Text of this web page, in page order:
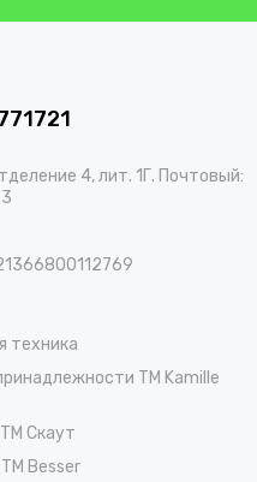
4, лит. 1Г. Почтовый:
техника
TM Kamille
Скаут
Besser